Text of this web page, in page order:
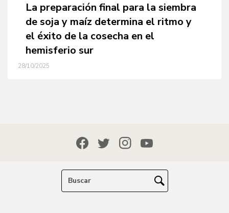
La preparación final para la siembra
de soja y maíz determina el ritmo y
el éxito de la cosecha en el
hemisferio sur
28/10/2025